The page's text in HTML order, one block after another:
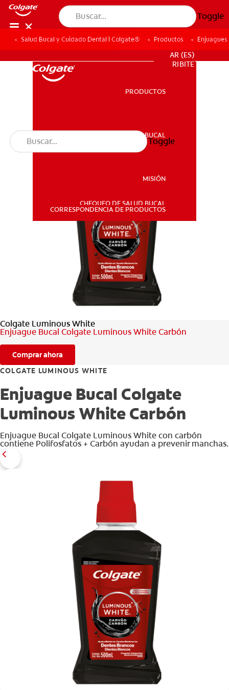
Toggle
SALUD BUCAL
CHEQUEO DE SALUD BUCAL
CORRESPONDENCIA DE PRODUCTOS
PARA PROFESIONALES
PARA PROFESIONALES
AR (ES)
SUSCRIBITE
PRODUCTOS
SALUD BUCAL
MISIÓN
CHEQUEO DE SALUD BUCAL
CORRESPONDENCIA DE PRODUCTOS
Toggle
Salud Bucal y Cuidado Dental | Colgate® Productos
Colgate Luminous White
Enjuague Bucal Colgate Luminous White Carbón
Comprar ahora
COLGATE LUMINOUS WHITE
Enjuague Bucal Colgate
Luminous White Carbón
Enjuague Bucal Colgate Luminous White con carbón
contiene Polifosfatos + Carbón ayudan a prevenir manchas.